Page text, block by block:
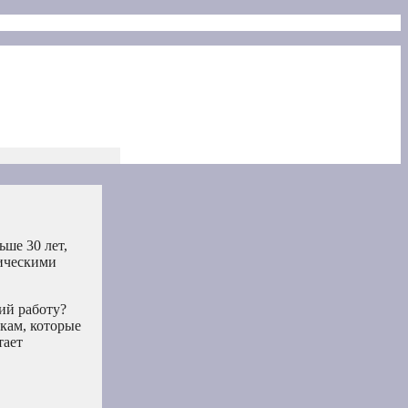
30 лет,
работу?
которые